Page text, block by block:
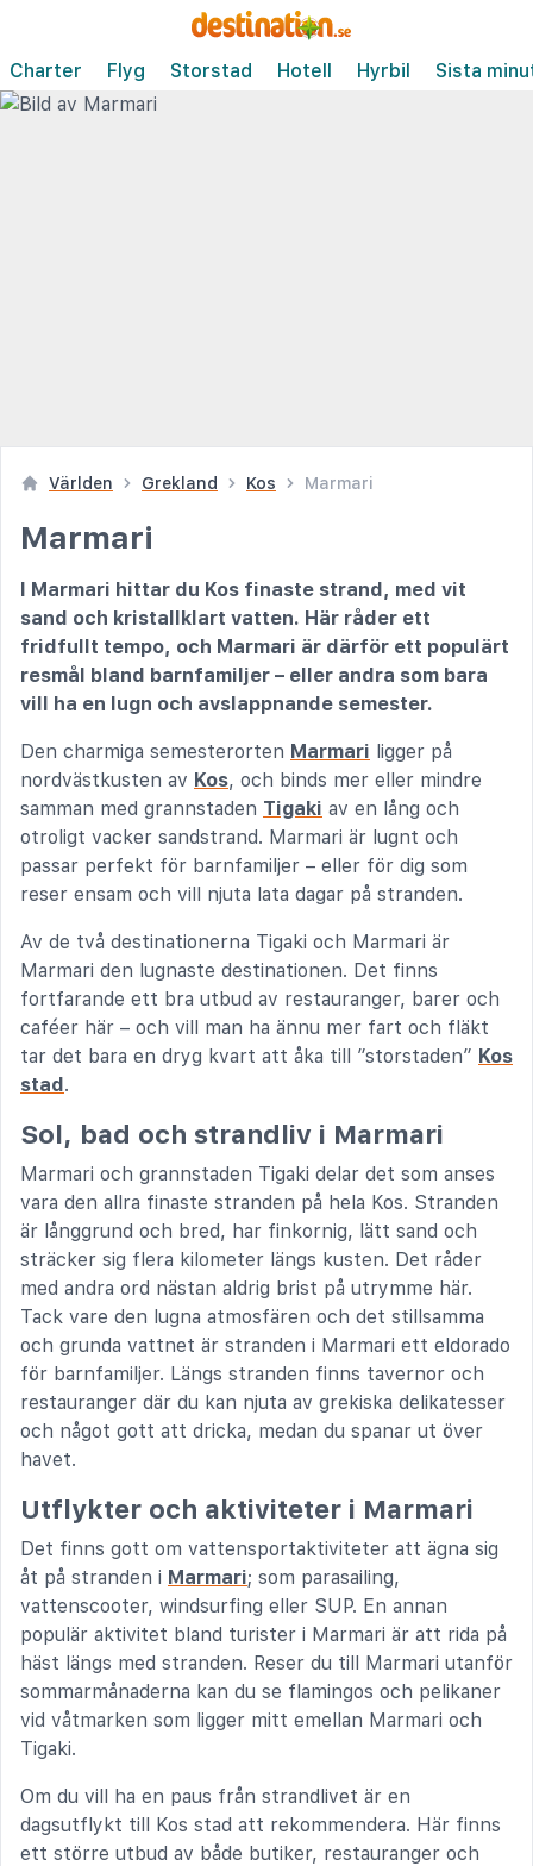
Charter Flyg Storstad Hotell Hyrbil Sista
Världen Grekland Kos Marmari
Marmari
I Marmari hittar du Kos finaste strand, med vit
sand och kristallklart vatten. Här råder ett
fridfullt tempo, och Marmari är därför ett populärt
resmål bland barnfamiljer – eller andra som bara
vill ha en lugn och avslappnande semester.
Den charmiga semesterorten Marmari ligger på
nordvästkusten av Kos, och binds mer eller mindre
samman med grannstaden Tigaki av en lång och
otroligt vacker sandstrand. Marmari är lugnt och
passar perfekt för barnfamiljer – eller för dig som
reser ensam och vill njuta lata dagar på stranden.
Av de två destinationerna Tigaki och Marmari är
Marmari den lugnaste destinationen. Det finns
fortfarande ett bra utbud av restauranger, barer och
caféer här – och vill man ha ännu mer fart och fläkt
tar det bara en dryg kvart att åka till ”storstaden” Kos
stad.
Sol, bad och strandliv i Marmari
Marmari och grannstaden Tigaki delar det som anses
vara den allra finaste stranden på hela Kos. Stranden
är långgrund och bred, har finkornig, lätt sand och
sträcker sig flera kilometer längs kusten. Det råder
med andra ord nästan aldrig brist på utrymme här.
Tack vare den lugna atmosfären och det stillsamma
och grunda vattnet är stranden i Marmari ett eldorado
för barnfamiljer. Längs stranden finns tavernor och
restauranger där du kan njuta av grekiska delikatesser
och något gott att dricka, medan du spanar ut över
havet.
Utflykter och aktiviteter i Marmari
Det finns gott om vattensportaktiviteter att ägna sig
åt på stranden i Marmari; som parasailing,
vattenscooter, windsurfing eller SUP. En annan
populär aktivitet bland turister i Marmari är att rida på
häst längs med stranden. Reser du till Marmari utanför
sommarmånaderna kan du se flamingos och pelikaner
vid våtmarken som ligger mitt emellan Marmari och
Tigaki.
Om du vill ha en paus från strandlivet är en
dagsutflykt till Kos stad att rekommendera. Här finns
ett större utbud av både butiker, restauranger och